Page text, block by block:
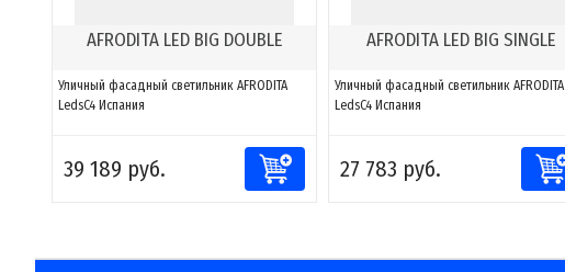
AFRODITA LED BIG DOUBLE
Уличный фасадный светильник AFRODITA
LedsC4 Испания
39 189 руб.
AFRODITA LED BIG SINGLE
Уличный фасадный светильник AFRODITA
LedsC4 Испания
27 783 руб.